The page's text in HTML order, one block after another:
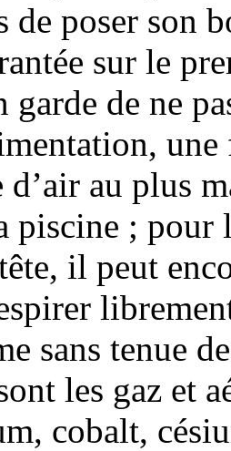
de poser son
sur le
garde de ne
d’air au plus
piscine ; pour
il peut
sans tenue
les gaz et
cobalt,